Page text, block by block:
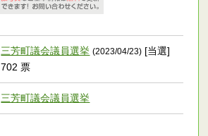
三芳町議会議員選挙 (2023/04/23) [当選]
702 票
三芳町議会議員選挙